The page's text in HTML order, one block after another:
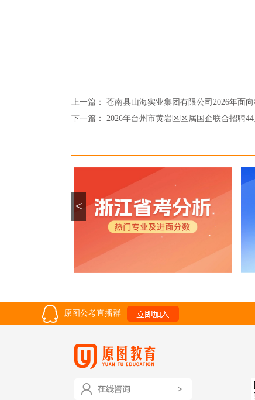
上一篇： 苍南县山海实业集团有限公司2026年面
下一篇： 2026年台州市黄岩区区属国企联合招聘
<
原图公考直播群